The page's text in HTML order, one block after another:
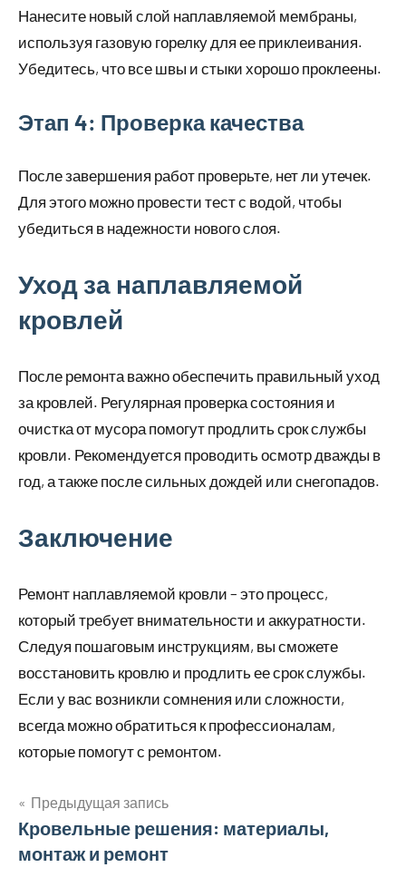
Нанесите новый слой наплавляемой мембраны,
используя газовую горелку для ее приклеивания.
Убедитесь, что все швы и стыки хорошо проклеены.
Этап 4: Проверка качества
После завершения работ проверьте, нет ли утечек.
Для этого можно провести тест с водой, чтобы
убедиться в надежности нового слоя.
Уход за наплавляемой
кровлей
После ремонта важно обеспечить правильный уход
за кровлей. Регулярная проверка состояния и
очистка от мусора помогут продлить срок службы
кровли. Рекомендуется проводить осмотр дважды в
год, а также после сильных дождей или снегопадов.
Заключение
Ремонт наплавляемой кровли – это процесс,
который требует внимательности и аккуратности.
Следуя пошаговым инструкциям, вы сможете
восстановить кровлю и продлить ее срок службы.
Если у вас возникли сомнения или сложности,
всегда можно обратиться к профессионалам,
которые помогут с ремонтом.
Навигация
по
Предыдущая запись
Кровельные решения: материалы,
монтаж и ремонт